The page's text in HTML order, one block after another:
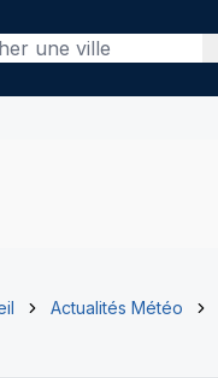
Actualités Météo